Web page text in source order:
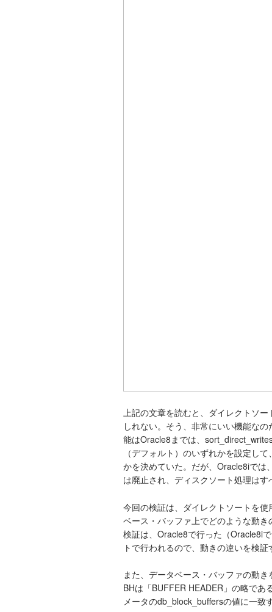
上記の文章を読むと、ダイレクトソ
しれない。そう、非常にいい機能な
能はOracle8までは、
（デフォルト）のいずれかを設定し
かを決めていた。だが、Oracle8iでは
は廃止され、ディスクソート処理はす
今回の検証は、ダイレクトソートを
ベース・バッファ上でどのような動
検証は、Oracle8で行った（Oracle8i
トで行われるので、動きの違いを検証
また、データベース・バッファの動き
BHは「BUFFER HEADER」の略であ
メータのdb_block_buffersの値に一致す